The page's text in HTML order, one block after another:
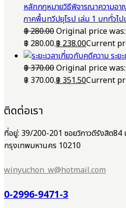
หลักกฎหมายวิธีพิจารณาความอ
ภาคพื้นทวีปยุโรป เล่ม 1 บททั่วไ
฿280.00Original price was:
฿ 280.00.฿ 238.00Current
ระย
฿370.00Original price was:
฿ 370.00.฿ 351.50Current
ติดต่อเรา
ที่อยู่: 39/200-201 ซอยวิภาวดีรังสิต
กรุงเทพมหานคร 10210
winyuchon_w@hotmail.com
0-2996-9471-3